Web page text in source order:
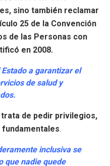
sino también reclamar
25 de la Convención
de las Personas con
en 2008.
a garantizar el
de salud y
trata de pedir privilegios,
.
inclusiva se
que nadie quede